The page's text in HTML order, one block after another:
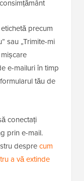
precum
sau „Trimite-mi
e-mailuri în timp
tău de
conectați
prin e-mail.
desprecum
a vă extinde